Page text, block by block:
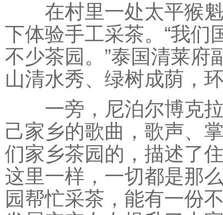
在村里一处太平猴魁
下体验手工采茶。“我们
不少茶园。”泰国清莱府
山清水秀、绿树成荫，
一旁，尼泊尔博克拉
己家乡的歌曲，歌声、
们家乡茶园的，描述了
这里一样，一切都是那
园帮忙采茶，能有一份